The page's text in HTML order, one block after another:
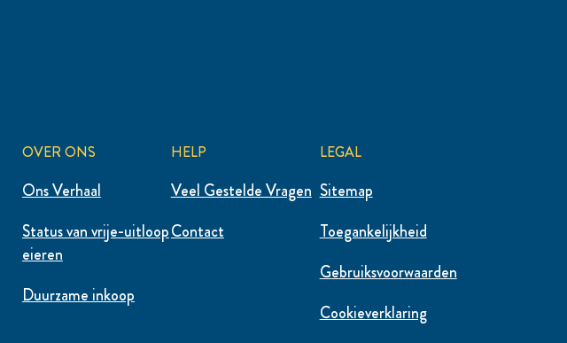
OVER ONS
Ons Verhaal
Status van vrije-uitloop
eieren
Duurzame inkoop
HELP
Veel Gestelde Vragen
Contact
LEGAL
Sitemap
Toegankelijkheid
Gebruiksvoorwaarden
Cookieverklaring